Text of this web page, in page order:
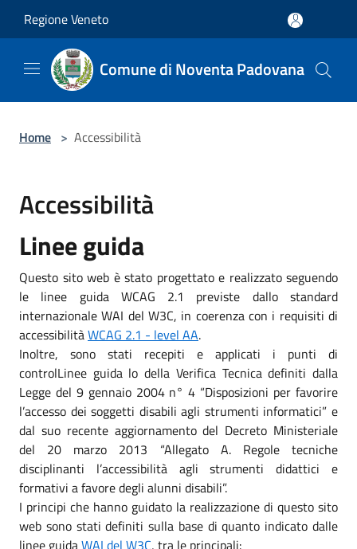
Regione Veneto
Comune di Noventa Padovana
Home > Accessibilità
Accessibilità
Linee guida
Questo sito web è stato progettato e realizzato seguendo
le linee guida WCAG 2.1 previste dallo standard
internazionale WAI del W3C, in coerenza con i requisiti di
accessibilitàWCAG 2.1 - level AA.
Inoltre, sono stati recepiti e applicati i punti di
controlLinee guida lo della Verifica Tecnica definiti dalla
Legge del 9 gennaio 2004 n° 4 “Disposizioni per favorire
l’accesso dei soggetti disabili agli strumenti informatici” e
dal suo recente aggiornamento del Decreto Ministeriale
del 20 marzo 2013 “Allegato A. Regole tecniche
disciplinanti l’accessibilità agli strumenti didattici e
formativi a favore degli alunni disabili”.
I principi che hanno guidato la realizzazione di questo sito
web sono stati definiti sulla base di quanto indicato dalle
linee guidaWAI del W3C, tra le principali: